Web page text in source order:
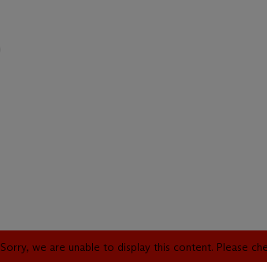
Sorry, we are unable to display this content. Please